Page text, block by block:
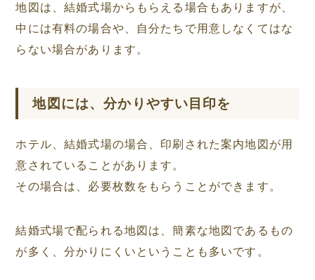
地図は、結婚式場からもらえる場合もありますが、
中には有料の場合や、自分たちで用意しなくてはな
らない場合があります。
地図には、分かりやすい目印を
ホテル、結婚式場の場合、印刷された案内地図が用
意されていることがあります。
その場合は、必要枚数をもらうことができます。
結婚式場で配られる地図は、簡素な地図であるもの
が多く、分かりにくいということも多いです。